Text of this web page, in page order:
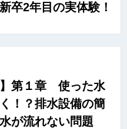
卒2年目の実体験！
】第１章 使った水
！？排水設備の簡
が流れない問題